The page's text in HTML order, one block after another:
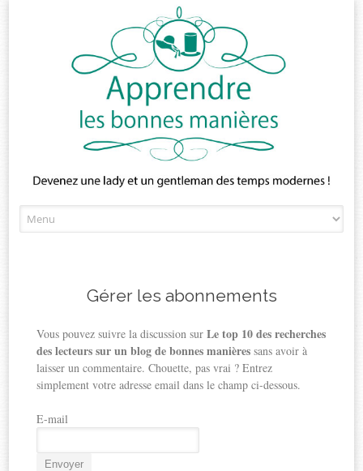
to
Gérer les abonnements
Vous pouvez suivre la discussion surLe top 10 des recherches
des lecteurs sur un blog de bonnes manières sans avoir à
laisser un commentaire. Chouette, pas vrai ? Entrez
simplement votre adresse email dans le champ ci-dessous.
E-mail